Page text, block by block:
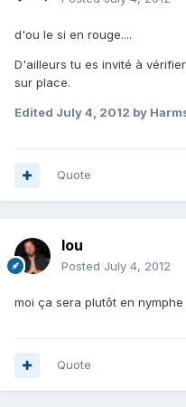
d'ou le si en rouge....
D'ailleurs tu es invité à
sur place.
Edited July 4, 2012 by
Quote
lou
Posted July 4, 2012
moi ça sera plutôt en
Quote